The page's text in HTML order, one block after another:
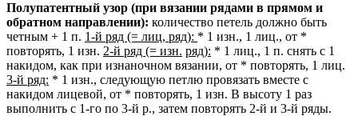
Полупатентный узор (при вязании рядами в прямом и
обратном направлении): количество петель должно быть
четным + 1 п. 1-й ряд (= лиц, ряд): * 1 изн., 1 лиц., от *
повторять, 1 изн. 2-й ряд (= изн. ряд): * 1 лиц., 1 п. снять с 1
накидом, как при изнаночном вязании, от * повторять, 1 лиц.
3-й ряд: * 1 изн., следующую петлю провязать вместе с
накидом лицевой, от * повторять, 1 изн. В высоту 1 раз
выполнить с 1-го по 3-й р., затем повторять 2-й и 3-й ряды.